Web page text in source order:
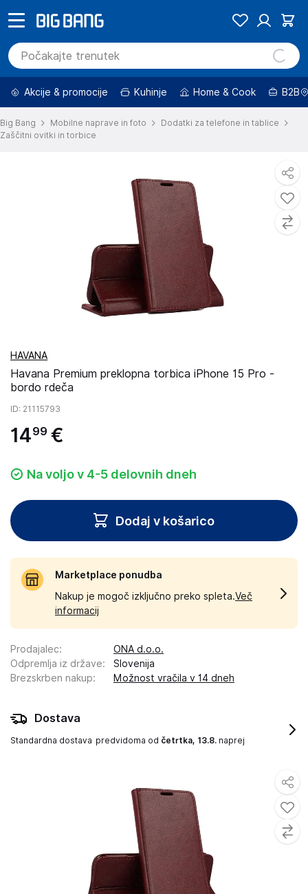
Akcije & promocije Kuhinje Home & Cook B2B
Big Bang Mobilne naprave in foto
Dodatki za telefone in tablice
Zaščitni ovitki in torbice
HAVANA
Havana Premium preklopna torbica iPhone 15 Pro -
bordo rdeča
ID: 21115793
1499 €
Na voljo v 4-5 delovnih dneh
Dodaj v košarico
Marketplace ponudba
Nakup je mogoč izključno preko spleta.Več
informacij
Prodajalec:
ONA d.o.o.
Odpremlja iz države:
Slovenija
Brezskrben nakup: Možnost vračila v 14 dneh
Dostava
Standardna dostava predvidoma od četrtka, 13.8. naprej